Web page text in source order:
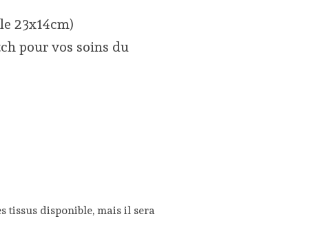
23x14cm)
pour vos soins du
tissus disponible, mais il sera